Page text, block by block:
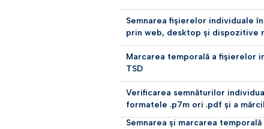
Semnarea fișierelor individuale
prin web, desktop și dispozitive
Marcarea temporală a fișierelor
TSD
Verificarea semnăturilor
formatele .p7m ori .pdf și a
Semnarea și marcarea